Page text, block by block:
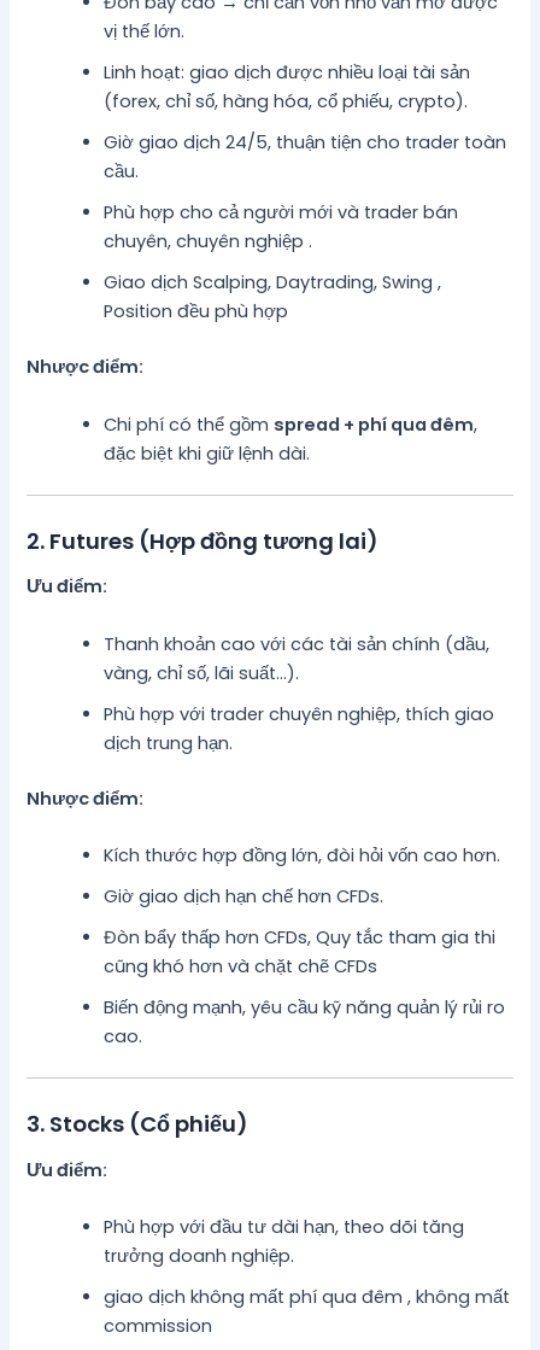
vị thế lớn.
Linh hoạt: giao dịch được nhiều loại tài sản
(forex, chỉ số, hàng hóa, cổ phiếu, crypto).
Giờ giao dịch 24/5, thuận tiện cho trader toàn
cầu.
Phù hợp cho cả người mới và trader bán
chuyên, chuyên nghiệp .
Giao dịch Scalping, Daytrading, Swing ,
Position đều phù hợp
Nhược điểm:
Chi phí có thể gồm spread + phí qua đêm,
đặc biệt khi giữ lệnh dài.
2. Futures (Hợp đồng tương lai)
Ưu điểm:
Thanh khoản cao với các tài sản chính (dầu,
vàng, chỉ số, lãi suất…).
Phù hợp với trader chuyên nghiệp, thích giao
dịch trung hạn.
Nhược điểm:
Kích thước hợp đồng lớn, đòi hỏi vốn cao hơn.
Giờ giao dịch hạn chế hơn CFDs.
Đòn bẩy thấp hơn CFDs, Quy tắc tham gia thi
cũng khó hơn và chặt chẽ CFDs
Biến động mạnh, yêu cầu kỹ năng quản lý rủi ro
cao.
3. Stocks (Cổ phiếu)
Ưu điểm:
Phù hợp với đầu tư dài hạn, theo dõi tăng
trưởng doanh nghiệp.
giao dịch không mất phí qua đêm , không mất
commission